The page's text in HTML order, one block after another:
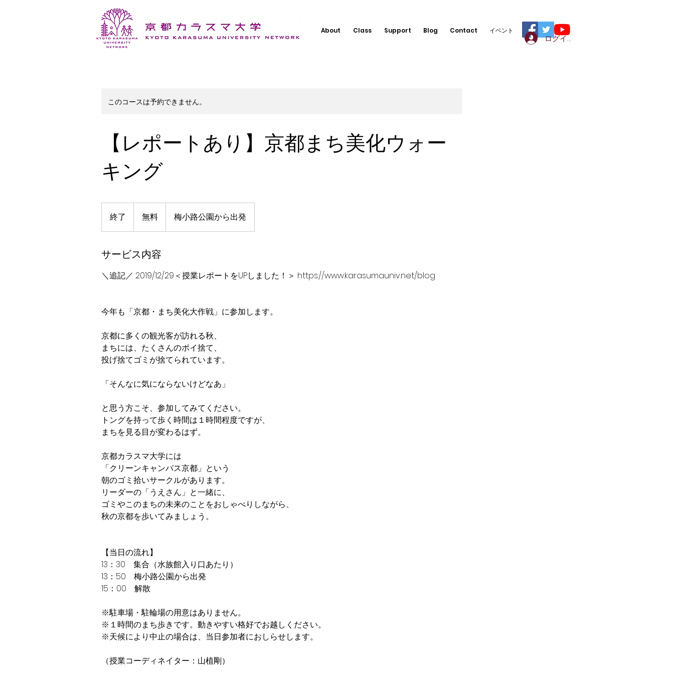
About Class Support Blog Contact イベント
ログイン
このコースは予約できません。
【レポートあり】京都まち美化ウォー
キング
終了
了
無料 梅小路公園から出発
サービス内容
＼追記／ 2019/12/29＜授業レポートをUPしました！＞ https://www.karasumauniv.net/blog
今年も「京都・まち美化大作戦」に参加します。
京都に多くの観光客が訪れる秋、
まちには、たくさんのポイ捨て、
投げ捨てゴミが捨てられています。
「そんなに気にならないけどなあ」
と思う方こそ、参加してみてください。
トングを持って歩く時間は１時間程度ですが、
まちを見る目が変わるはず。
京都カラスマ大学には
「クリーンキャンパス京都」という
朝のゴミ拾いサークルがあります。
リーダーの「うえさん」と一緒に、
ゴミやこのまちの未来のことをおしゃべりしながら、
秋の京都を歩いてみましょう。
【当日の流れ】
13：30 集合（水族館入り口あたり）
13：50 梅小路公園から出発
15：00 解散
※駐車場・駐輪場の用意はありません。
※１時間のまち歩きです。動きやすい格好でお越しください。
※天候により中止の場合は、当日参加者におしらせします。
（授業コーディネイター：山植剛）